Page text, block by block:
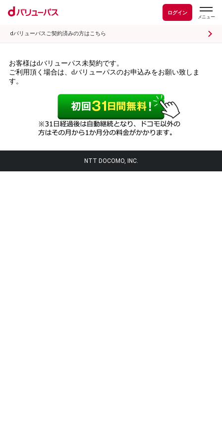
ログイン
dバリューパスご契約済みの方はこちら
お客様はdバリューパス未契約です。
ご利用頂く場合は、dバリューパスのお申込みをお願い致しま
す。
NTT DOCOMO, INC.